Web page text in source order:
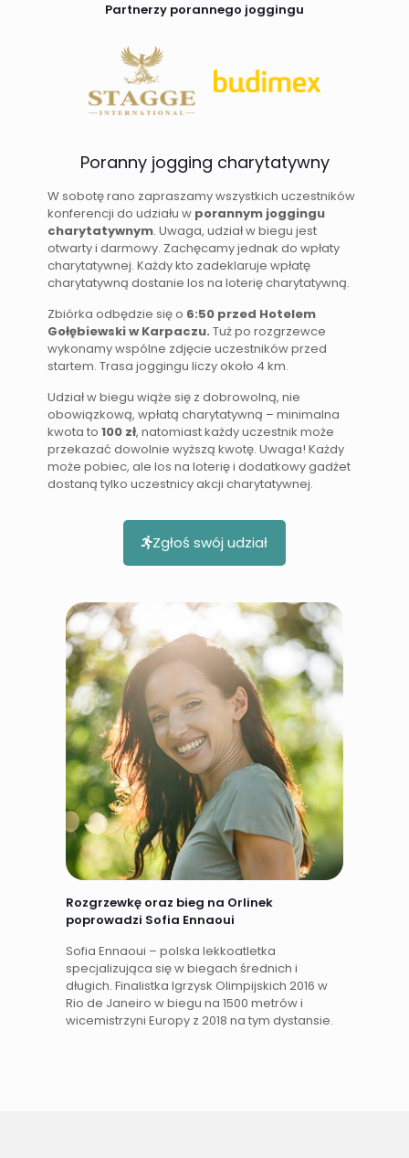
Partnerzy porannego joggingu
Poranny jogging charytatywny
W sobotę rano zapraszamy wszystkich uczestników
konferencji do udziału w porannym joggingu
charytatywnym. Uwaga, udział w biegu jest
otwarty i darmowy. Zachęcamy jednak do wpłaty
charytatywnej. Każdy kto zadeklaruje wpłatę
charytatywną dostanie los na loterię charytatywną.
Zbiórka odbędzie się o 6:50 przed Hotelem
Gołębiewski w Karpaczu.Tuż po rozgrzewce
wykonamy wspólne zdjęcie uczestników przed
startem. Trasa joggingu liczy około 4 km.
Udział w biegu wiąże się z dobrowolną, nie
obowiązkową, wpłatą charytatywną – minimalna
kwota to100 zł, natomiast każdy uczestnik może
przekazać dowolnie wyższą kwotę. Uwaga! Każdy
może pobiec, ale los na loterię i dodatkowy gadżet
dostaną tylko uczestnicy akcji charytatywnej.
Zgłoś swój udział
Rozgrzewkę oraz bieg na Orlinek
poprowadzi Sofia Ennaoui
Sofia Ennaoui – polska lekkoatletka
specjalizująca się w biegach średnich i
długich. Finalistka Igrzysk Olimpijskich 2016 w
Rio de Janeiro w biegu na 1500 metrów i
wicemistrzyni Europy z 2018 na tym dystansie.